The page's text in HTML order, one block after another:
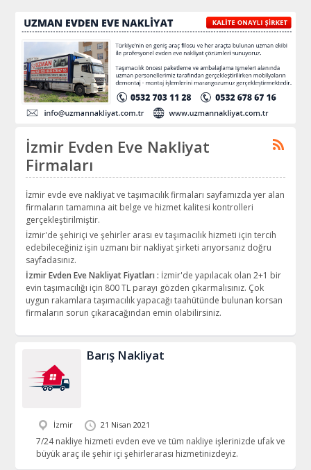
İzmir Evden Eve Nakliyat
Firmaları
İzmir evde eve nakliyat ve taşımacılık firmaları sayfamızda yer alan
firmaların tamamına ait belge ve hizmet kalitesi kontrolleri
gerçekleştirilmiştir.
İzmir'de şehiriçi ve şehirler arası ev taşımacılık hizmeti için tercih
edebileceğiniz işin uzmanı bir nakliyat şirketi arıyorsanız doğru
sayfadasınız.
İzmir Evden Eve Nakliyat Fiyatları : İzmir'de yapılacak olan 2+1 bir
evin taşımacılığı için 800 TL parayı gözden çıkarmalısınız. Çok
uygun rakamlara taşımacılık yapacağı taahütünde bulunan korsan
firmaların sorun çıkaracağından emin olabilirsiniz.
Barış Nakliyat
İzmir 21 Nisan 2021
7/24 nakliye hizmeti evden eve ve tüm nakliye işlerinizde ufak ve
büyük araç ile şehir içi şehirlerarası hizmetinizdeyiz.